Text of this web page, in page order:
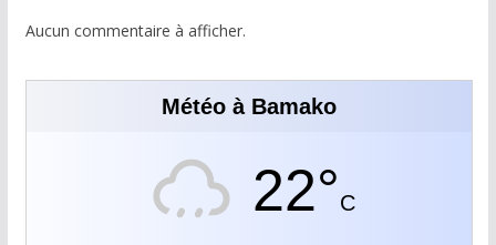
Aucun commentaire à afficher.
Météo à Bamako
22°C